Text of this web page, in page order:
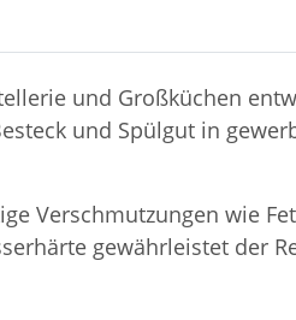
und Großküchen
und Spülgut in
Verschmutzungen wie
gewährleistet der